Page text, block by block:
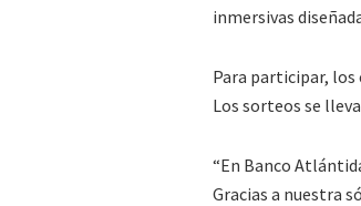
inmersivas
Para participar,
Los sorteos se
“En Banco
Gracias a nuestra